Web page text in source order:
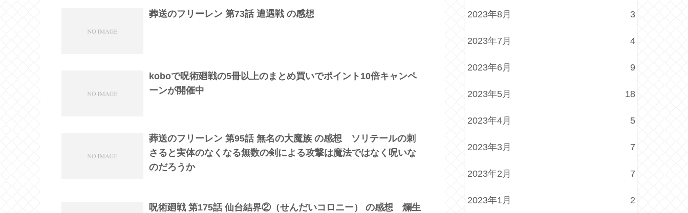
葬送のフリーレン 第73話 遭遇戦 の感想
koboで呪術廻戦の5冊以上のまとめ買いでポイント10倍キャンペ
ーンが開催中
葬送のフリーレン 第95話 無名の大魔族 の感想 ソリテールの刺
さると実体のなくなる無数の剣による攻撃は魔法ではなく呪いな
のだろうか
呪術廻戦 第175話 仙台結界②（せんだいコロニー） の感想 爛生
2023年8月 3
2023年7月 4
2023年6月 9
2023年5月 18
2023年4月 5
2023年3月 7
2023年2月 7
2023年1月 2